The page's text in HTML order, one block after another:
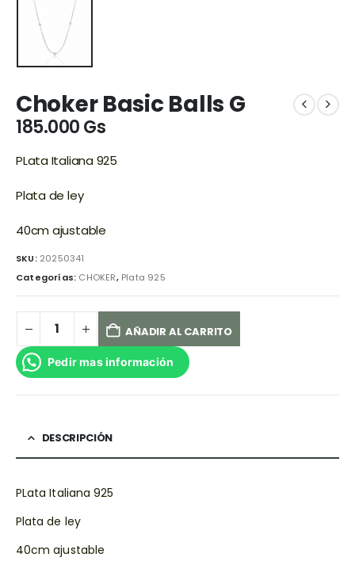
Choker Basic Balls G
185.000Gs
PLata Italiana 925
Plata de ley
40cm ajustable
SKU: 20250341
Categorías: CHOKER, Plata 925
AÑADIR AL CARRITO
Pedir mas información
DESCRIPCIÓN
PLata Italiana 925
Plata de ley
40cm ajustable